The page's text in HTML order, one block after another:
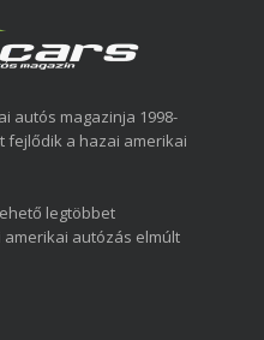
autós magazinja 1998-
fejlődik a hazai amerikai
legtöbbet
autózás elmúlt